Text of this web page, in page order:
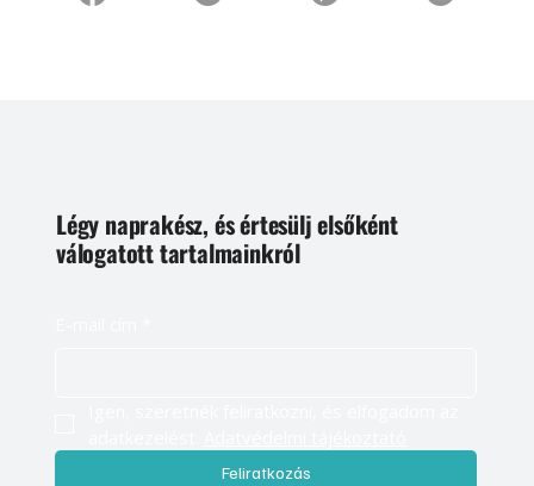
Légy naprakész, és értesülj elsőként
válogatott tartalmainkról
Feliratkozás